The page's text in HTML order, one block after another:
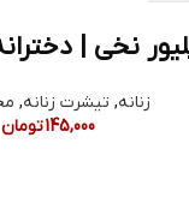
نخی | دخترانه |
زنانه, تیشرت زنانه,
145,000تومان